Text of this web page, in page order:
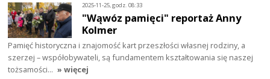
2025-11-25, godz. 08:33
"Wąwóz pamięci" reportaż Anny
Kolmer
Pamięć historyczna i znajomość kart przeszłości własnej rodziny, a
szerzej – współobywateli, są fundamentem kształtowania się naszej
tożsamości… » więcej